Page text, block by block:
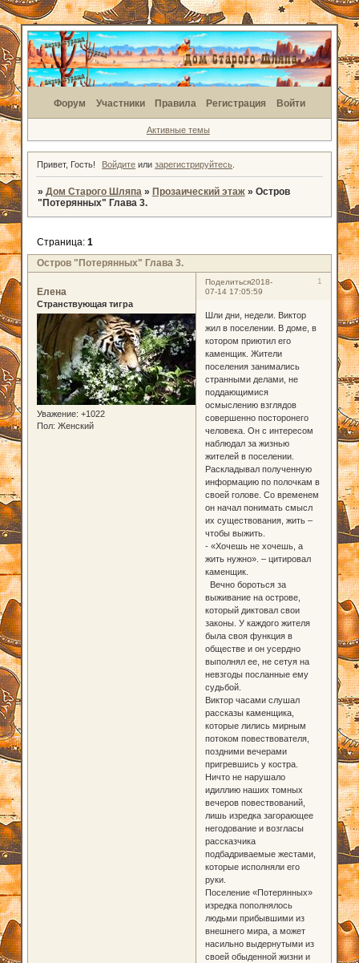
Форум Участники Правила Регистрация Войти
Активные темы
Привет, Гость! Войдите илизарегистрируйтесь
» Дом Старого Шляпа » Прозаический этаж » Остров
"Потерянных" Глава 3.
Остров "Потерянных" Глава 3.
Страница: 1
Поделиться 1
2018-
07-14 17:05:59
Елена
Странствующая тигра
Уважение: +1022
Пол: Женский
Шли дни, недели. Виктор
жил в поселении. В доме, в
котором приютил его
каменщик. Жители
поселения занимались
странными делами, не
поддающимися
осмыслению взглядов
совершенно посторонего
человека. Он с интересом
наблюдал за жизнью
жителей в поселении.
Раскладывал полученную
информацию по полочкам в
своей голове. Со временем
он начал понимать смысл
их существования, жить –
чтобы выжить.
- «Хочешь не хочешь, а
жить нужно». – цитировал
каменщик.
Вечно бороться за
выживание на острове,
который диктовал свои
законы. У каждого жителя
была своя функция в
обществе и он усердно
выполнял ее, не сетуя на
невзгоды посланные ему
судьбой.
Виктор часами слушал
рассказы каменщика,
которые лились мирным
потоком повествователя,
поздними вечерами
пригревшись у костра.
Ничто не нарушало
идиллию наших томных
вечеров повествований,
лишь изредка загорающее
негодование и возгласы
рассказчика
подбадриваемые жестами,
которые исполняли его
руки.
Поселение «Потерянных»
изредка пополнялось
людьми прибывшими из
внешнего мира, а может
насильно выдернутыми из
своей обыденной жизни и